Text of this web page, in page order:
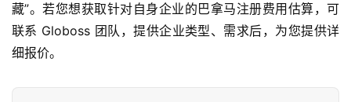
藏”。若您想获取针对自身企业的巴拿马注册费用估算，可
联系 Globoss 团队，提供企业类型、需求后，为您提供详
细报价。